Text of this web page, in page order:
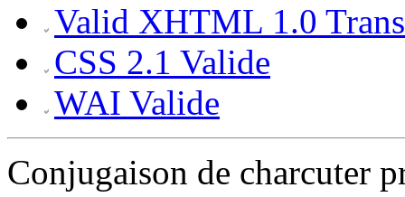
Valid XHTML 1.0
CSS 2.1 Valide
WAI Valide
Conjugaison de